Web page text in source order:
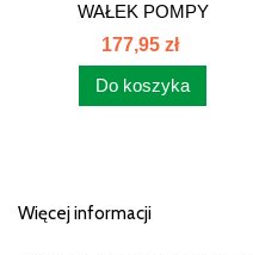
WAŁEK POMPY
WTRYSKOWEJ NOWY...
177,95 zł
Do koszyka
Więcej informacji